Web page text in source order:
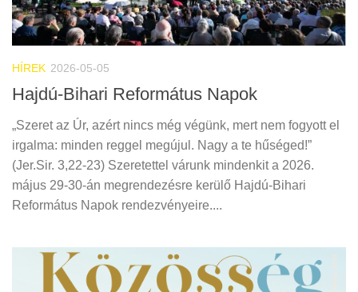
HÍREK 2026-05-05
Hajdú-Bihari Református Napok
„Szeret az Úr, azért nincs még végünk, mert nem fogyott el
irgalma: minden reggel megújul. Nagy a te hűséged!”
(Jer.Sir. 3,22-23) Szeretettel várunk mindenkit a 2026.
május 29-30-án megrendezésre kerülő Hajdú-Bihari
Református Napok rendezvényeire....